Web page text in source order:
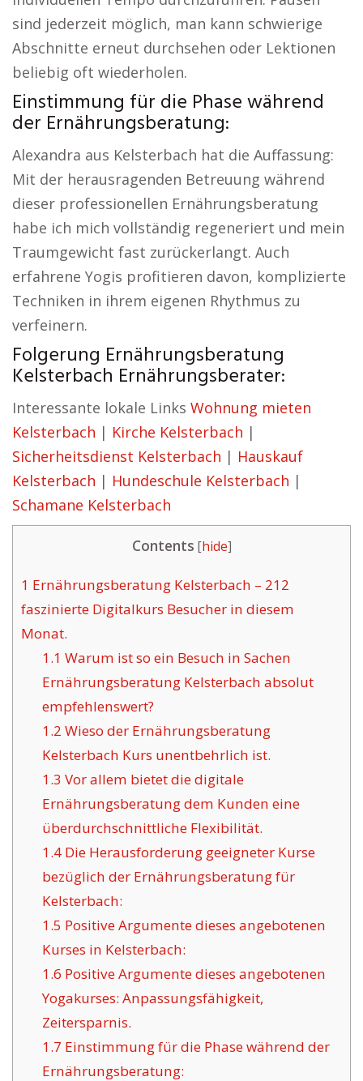
sind jederzeit möglich, man kann schwierige
Abschnitte erneut durchsehen oder Lektionen
beliebig oft wiederholen.
Einstimmung für die Phase während
der Ernährungsberatung:
Alexandra aus Kelsterbach hat die Auffassung:
Mit der herausragenden Betreuung während
dieser professionellen Ernährungsberatung
habe ich mich vollständig regeneriert und mein
Traumgewicht fast zurückerlangt. Auch
erfahrene Yogis profitieren davon, komplizierte
Techniken in ihrem eigenen Rhythmus zu
verfeinern.
Folgerung Ernährungsberatung
Kelsterbach Ernährungsberater:
Interessante lokale Links Wohnung mieten
Kelsterbach | Kirche Kelsterbach |
Sicherheitsdienst Kelsterbach | Hauskauf
Kelsterbach | Hundeschule Kelsterbach |
Schamane Kelsterbach
Contents [hide]
1 Ernährungsberatung Kelsterbach – 212
faszinierte Digitalkurs Besucher in diesem
Monat.
1.1 Warum ist so ein Besuch in Sachen
Ernährungsberatung Kelsterbach absolut
empfehlenswert?
1.2 Wieso der Ernährungsberatung
Kelsterbach Kurs unentbehrlich ist.
1.3 Vor allem bietet die digitale
Ernährungsberatung dem Kunden eine
überdurchschnittliche Flexibilität.
1.4Die Herausforderung geeigneter Kurse
bezüglich der Ernährungsberatung für
Kelsterbach:
1.5 Positive Argumente dieses angebotenen
Kurses in Kelsterbach:
1.6 Positive Argumente dieses angebotenen
Yogakurses: Anpassungsfähigkeit,
Zeitersparnis.
1.7 Einstimmung für die Phase während der
Ernährungsberatung: